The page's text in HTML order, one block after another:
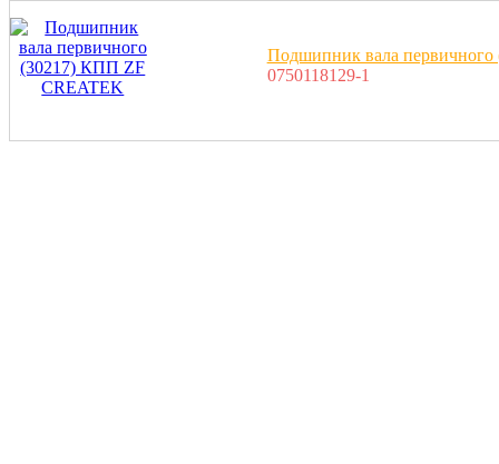
Подшипник вала
0750118129-1